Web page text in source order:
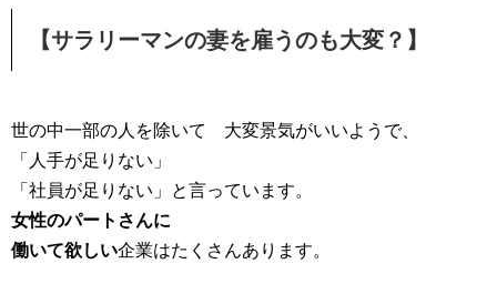
【サラリーマンの妻を雇うのも大変？】
世の中一部の人を除いて 大変景気がいいようで、
「人手が足りない」
「社員が足りない」と言っています。
女性のパートさんに
働いて欲しい企業はたくさんあります。